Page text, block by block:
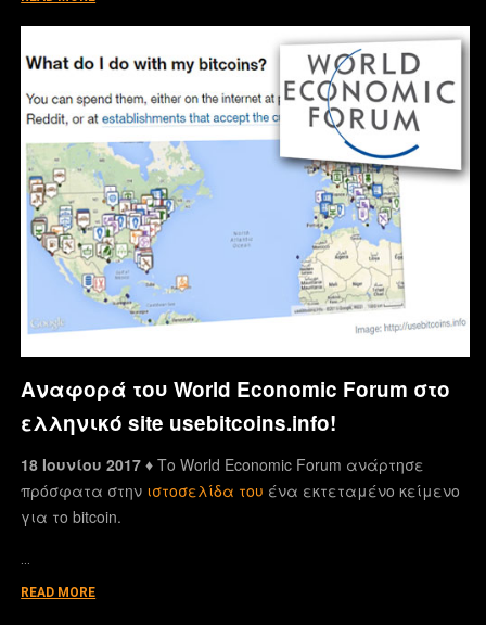
Αναφορά του World Economic Forum στο
ελληνικό site usebitcoins.info!
18 Ιουνίου 2017 ♦Το World Economic Forum ανάρτησε
πρόσφατα στην ιστοσελίδα του ένα εκτεταμένο κείμενο
για το bitcoin.
READ MORE